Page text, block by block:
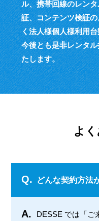
ル、携帯回線のレン
証、コンテンツ検証
く法人様個人様利用
今後とも是非レンタ
たします。
よ
Q. どんな契約方法
A.
DESSE では「ご